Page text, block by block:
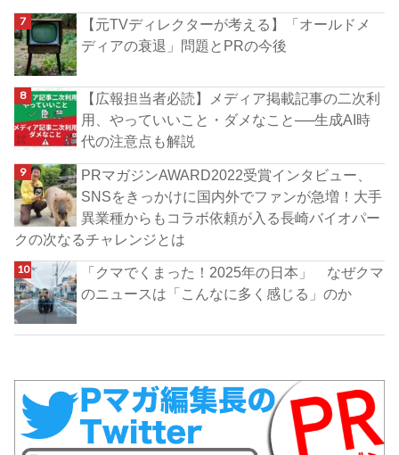
【元TVディレクターが考える】「オールドメ
ディアの衰退」問題とPRの今後
【広報担当者必読】メディア掲載記事の二次利
用、やっていいこと・ダメなこと──生成AI時
代の注意点も解説
PRマガジンAWARD2022受賞インタビュー、
SNSをきっかけに国内外でファンが急増！大手
異業種からもコラボ依頼が入る長崎バイオパー
クの次なるチャレンジとは
「クマでくまった！2025年の日本」 なぜクマ
のニュースは「こんなに多く感じる」のか